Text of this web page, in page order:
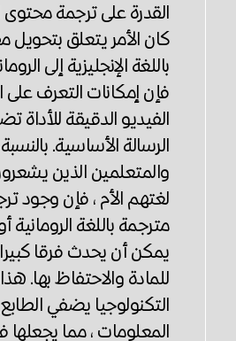
القدرة على ترجمة محتوى
كان الأمر يتعلق
باللغة الإنجليزية إلى
فإن إمكانات التعرف
الفيديو الدقيقة
الرسالة الأساسية.
والمتعلمين الذين
لغتهم الأم ، فإن وجود
مترجمة باللغة
يمكن أن يحدث فرقا
للمادة والاحتفاظ بها.
التكنولوجيا يضفي
المعلومات ، مما يجعلها